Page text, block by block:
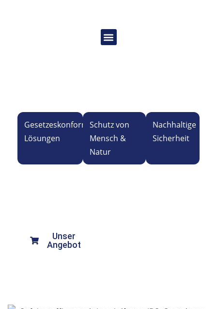
Gesetzeskonforme
Lösungen
Schutz von
Mensch &
Natur
Nachhaltige
Sicherheit
Unser
Angebot